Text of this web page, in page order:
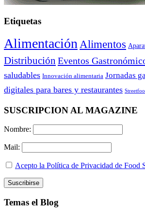
Etiquetas
Alimentación Alimentos
Distribución Eventos
saludables Innovación alimentaria Jornadas
digitales para bares y restaurantes
SUSCRIPCION AL MAGAZINE
Nombre:
Mail:
Acepto la Política de Privacidad de Food
Temas el Blog